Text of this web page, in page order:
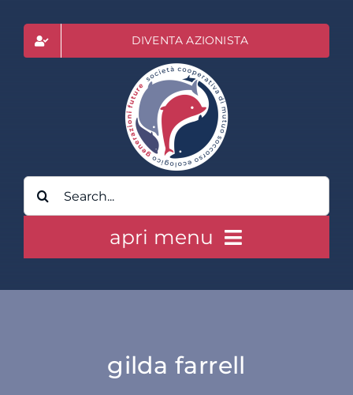
contenuto
DIVENTA AZIONISTA
Cerca
per:
apri menu
gilda farrell